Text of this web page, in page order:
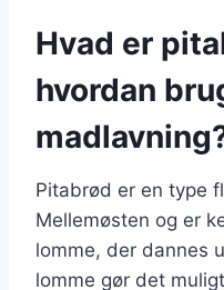
Hvad er
hvordan
Pitabrød er en type
Mellemøsten og er
lomme, der dannes
lomme gør det